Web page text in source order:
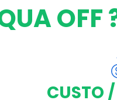
OFF
CUSTO